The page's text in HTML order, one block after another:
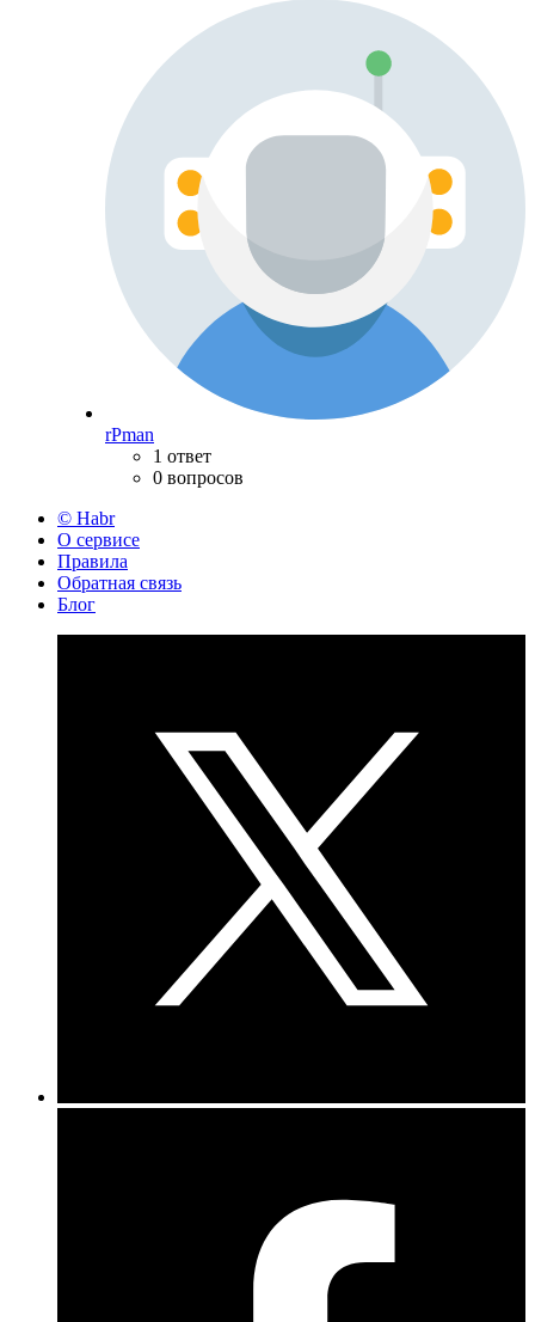
rPman
1 ответ
0 вопросов
© Habr
О сервисе
Правила
Обратная связь
Блог